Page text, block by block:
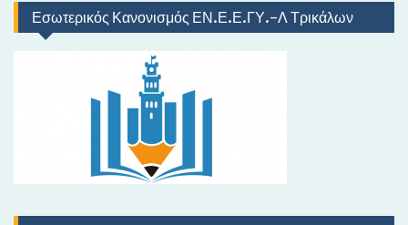
Εσωτερικός Κανονισμός ΕΝ.Ε.Ε.ΓΥ.-Λ Τρικάλων